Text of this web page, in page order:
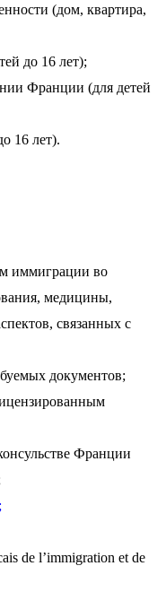
(дом, квартира,
до 16 лет);
Франции (для детей
16 лет).
иммиграции во
медицины,
связанных с
документов;
Франции
;
de l’immigration et de